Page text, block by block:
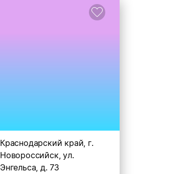
Краснодарский край, г.
Новороссийск, ул.
Энгельса, д. 73